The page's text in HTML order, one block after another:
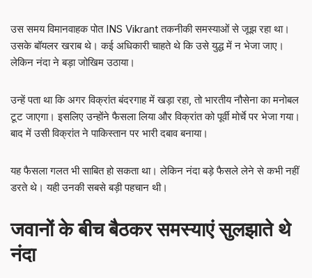
उस समय विमानवाहक पोत INS Vikrant तकनीकी समस्याओं से जूझ रहा था।
उसके बॉयलर खराब थे। कई अधिकारी चाहते थे कि उसे युद्ध में न भेजा जाए।
लेकिन नंदा ने बड़ा जोखिम उठाया।
उन्हें पता था कि अगर विक्रांत बंदरगाह में खड़ा रहा, तो भारतीय नौसेना का मनोबल
टूट जाएगा। इसलिए उन्होंने फैसला लिया और विक्रांत को पूर्वी मोर्चे पर भेजा गया।
बाद में उसी विक्रांत ने पाकिस्तान पर भारी दबाव बनाया।
यह फैसला गलत भी साबित हो सकता था। लेकिन नंदा बड़े फैसले लेने से कभी नहीं
डरते थे। यही उनकी सबसे बड़ी पहचान थी।
जवानों के बीच बैठकर समस्याएं सुलझाते थे
नंदा